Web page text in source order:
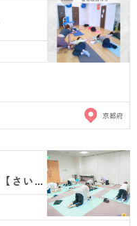
京都府
見守り保育付き骨盤スリムヨガ【さいたま市浦和 産…